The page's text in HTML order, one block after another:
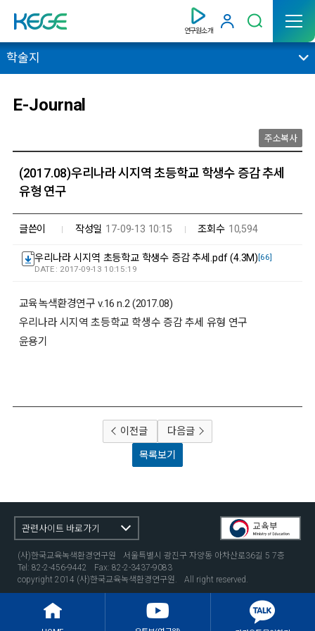
연구원소개
학술지
E-Journal
주소복사
(2017.08)우리나라 시지역 초등학교 학생수 증감 추세
유형 연구
글쓴이 작성일 17-09-13 10:15 조회수 10,594
우리나라 시지역 초등학교 학생수 증감 추세.pdf (4.3M) [66]
DATE : 2017-09-13 10:15:19
교육녹색환경연구 v.16 n.2 (2017.08)
우리나라 시지역 초등학교 학생수 증감 추세 유형 연구
윤용기
이전글 다음글
목록보기
(사)한국교육녹색환경연구원
서울특별시 광진구 자양동 아차산로36길 5 7층
Tel: 82-2-456-9442
Fax: 82-2-3437-9083
copyright 2014 (사)한국교육녹색환경연구원.
All right reserved.
관련사이트 바로가기